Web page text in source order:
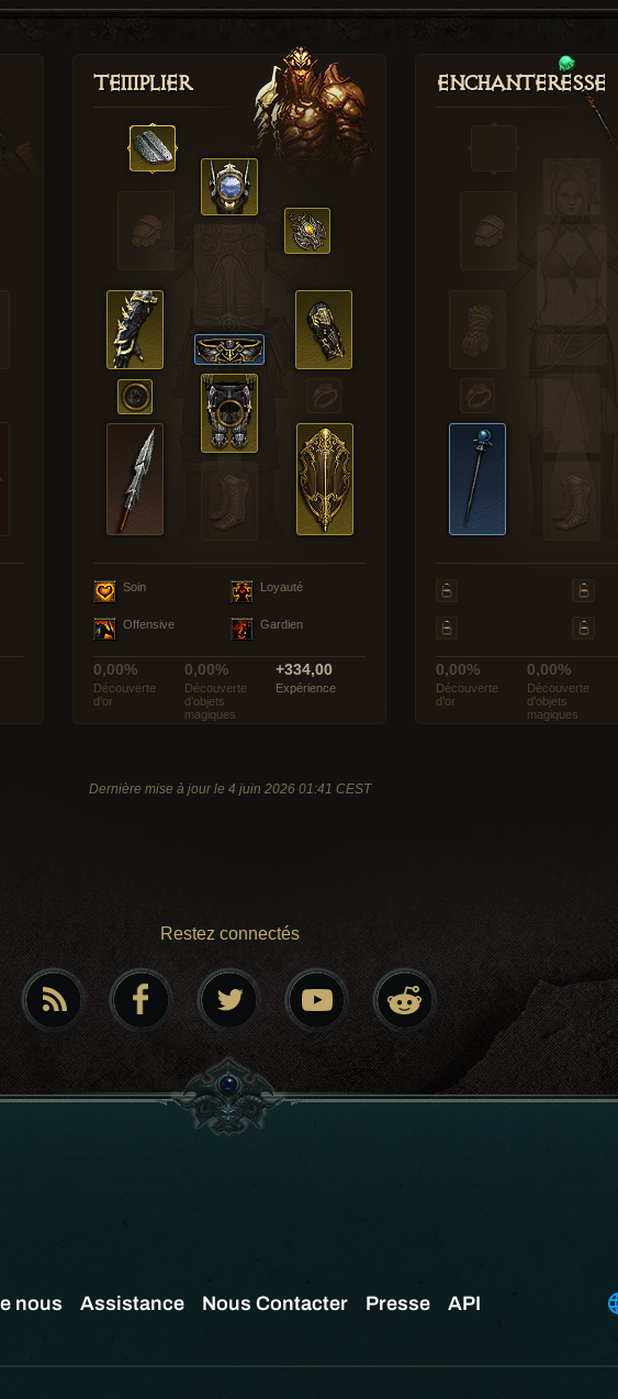
Templier
Soin Loyauté
Offensive Gardien
0,00%
Découverte
d’or
0,00%
Découverte
d’objets
magiques
+334,00
Expérience
Enchanteresse
0,00%
Découverte
d’or
0,00%
Découverte
d’objets
magiques
Dernière mise à jour le 4 juin 2026 01:41 CEST
Restez connectés